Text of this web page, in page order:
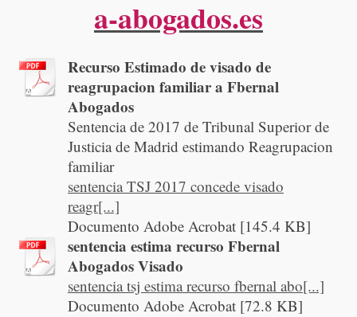
a-abogados.es
Recurso Estimado de visado de
reagrupacion familiar a Fbernal
Abogados
Sentencia de 2017 de Tribunal Superior de
Justicia de Madrid estimando Reagrupacion
familiar
sentencia TSJ 2017 concede visado
reagr[...]
Documento Adobe Acrobat [145.4 KB]
sentencia estima recurso Fbernal
Abogados Visado
sentencia tsj estima recurso fbernal abo[...]
Documento Adobe Acrobat [72.8 KB]